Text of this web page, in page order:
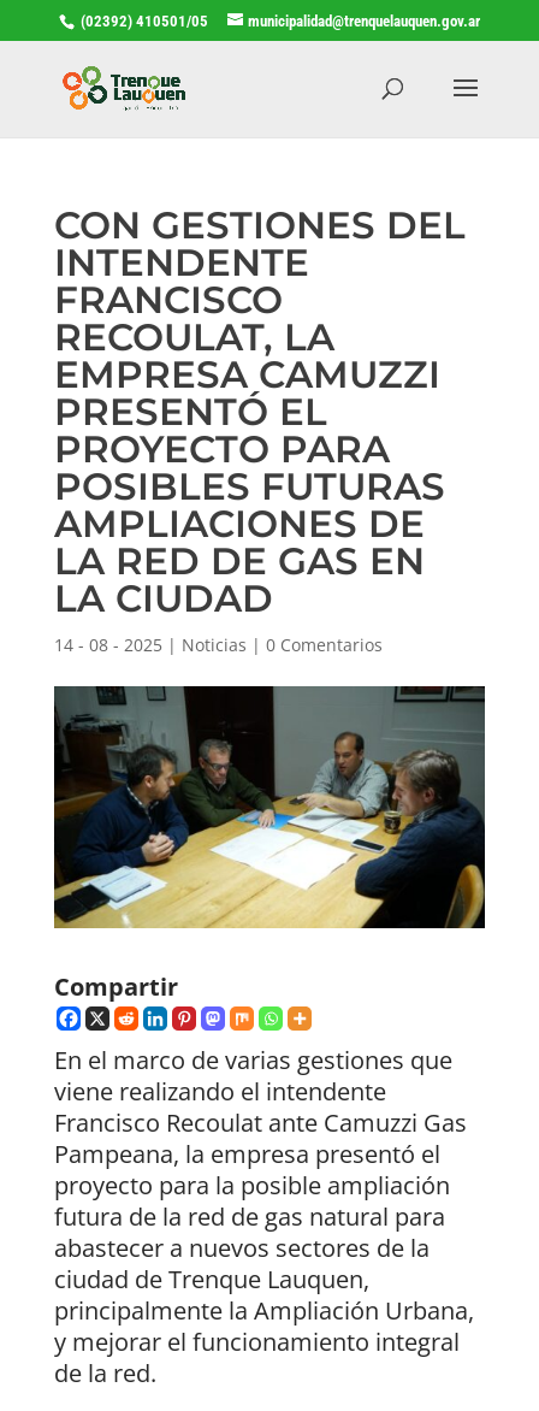
(02392) 410501/05 municipalidad@trenquelauquen.gov.ar
CON GESTIONES DEL
INTENDENTE
FRANCISCO
RECOULAT, LA
EMPRESA CAMUZZI
PRESENTÓ EL
PROYECTO PARA
POSIBLES FUTURAS
AMPLIACIONES DE
LA RED DE GAS EN
LA CIUDAD
14 - 08 - 2025| Noticias | 0 Comentarios
Compartir
En el marco de varias gestiones que
viene realizando el intendente
Francisco Recoulat ante Camuzzi Gas
Pampeana, la empresa presentó el
proyecto para la posible ampliación
futura de la red de gas natural para
abastecer a nuevos sectores de la
ciudad de Trenque Lauquen,
principalmente la Ampliación Urbana,
y mejorar el funcionamiento integral
de la red.